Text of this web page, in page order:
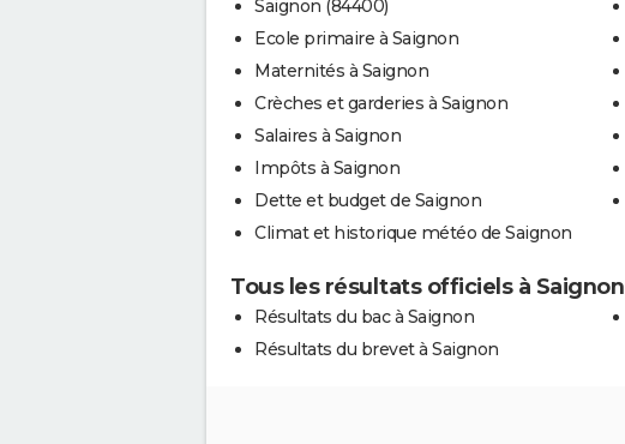
Saignon (84400)
Ecole primaire à Saignon
Maternités à Saignon
Crèches et garderies à Saignon
Salaires à Saignon
Impôts à Saignon
Dette et budget de Saignon
Climat et historique météo de Saignon
Tous les résultats officiels à Saignon
Résultats du bac à Saignon
Résultats du brevet à Saignon